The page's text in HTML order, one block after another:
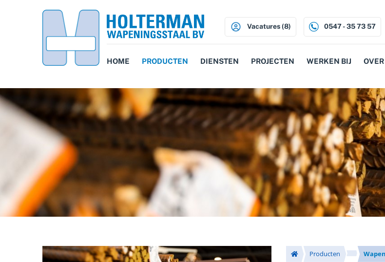
Vacatures (8) 0547 - 35 73 57
HOME PRODUCTEN DIENSTEN PROJECTEN WERKEN BIJ
Producten